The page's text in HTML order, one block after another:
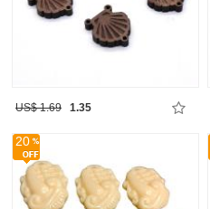
US$ 1.69 1.35
20